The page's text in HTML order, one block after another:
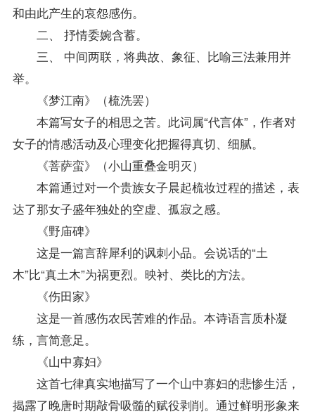
和由此产生的哀怨感伤。
二、 抒情委婉含蓄。
三、 中间两联，将典故、象征、比喻三法兼用并
举。
《梦江南》（梳洗罢）
本篇写女子的相思之苦。此词属“代言体”，作者对
女子的情感活动及心理变化把握得真切、细腻。
《菩萨蛮》（小山重叠金明灭）
本篇通过对一个贵族女子晨起梳妆过程的描述，表
达了那女子盛年独处的空虚、孤寂之感。
《野庙碑》
这是一篇言辞犀利的讽刺小品。会说话的“土
木”比“真土木”为祸更烈。映衬、类比的方法。
《伤田家》
这是一首感伤农民苦难的作品。本诗语言质朴凝
练，言简意足。
《山中寡妇》
这首七律真实地描写了一个山中寡妇的悲惨生活，
揭露了晚唐时期敲骨吸髓的赋役剥削。通过鲜明形象来